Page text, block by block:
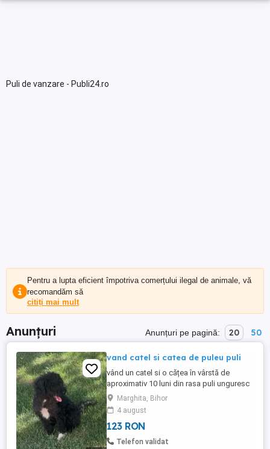
Puli de vanzare - Publi24.ro
Pentru a lupta eficient împotriva comerțului ilegal de animale, vă
recomandăm să
citiți mai mult
Anunțuri Anunțuri pe pagină: 20 50
vand catel si catea de puleu puli
vând un catel si o cățea în vârstă de
aproximativ 10 luni din rasa puli unguresc
nu au probleme cu păsările merg foarte
bine mai multe detali la telefon
Marghita, Bihor
4 august
123 RON
Telefon validat